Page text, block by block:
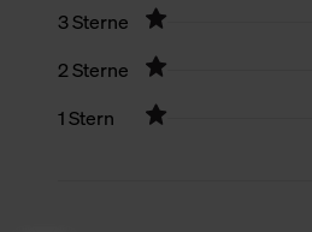
3 Sterne
2 Sterne
1 Stern